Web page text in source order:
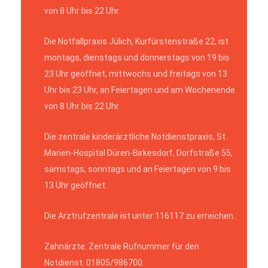
von 8 Uhr bis 22 Uhr.
Die Notfallpraxis Jülich, Kurfürstenstraße 22, ist
montags, dienstags und donnerstags von 19 bis
23 Uhr geöffnet, mittwochs und freitags von 13
Uhr bis 23 Uhr, an Feiertagen und am Wochenende
von 8 Uhr bis 22 Uhr.
Die zentrale kinderärztliche Notdienstpraxis, St.
Marien-Hospital Düren-Birkesdorf, Dorfstraße 55,
samstags, sonntags und an Feiertagen von 9 bis
13 Uhr geöffnet.
Die Arztrufzentrale ist unter 116117 zu erreichen.
Zahnärzte: Zentrale Rufnummer für den
Notdienst: 01805/986700.